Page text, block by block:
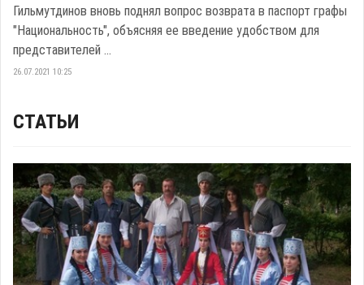
Гильмутдинов вновь поднял вопрос возврата в паспорт графы
"Национальность", объясняя ее введение удобством для
представителей ...
26.07.2021 10:25
СТАТЬИ